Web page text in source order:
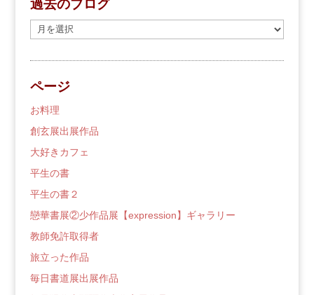
過去のブログ
去
の
ロ
グ
ページ
お料理
創玄展出展作品
大好きカフェ
平生の書
平生の書２
戀華書展②少作品展【expression】ギャラリー
教師免許取得者
旅立った作品
毎日書道展出展作品